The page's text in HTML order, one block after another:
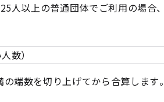
人以上の普通団体でご利用の場合
数）
端数を切り上げてから合算します。